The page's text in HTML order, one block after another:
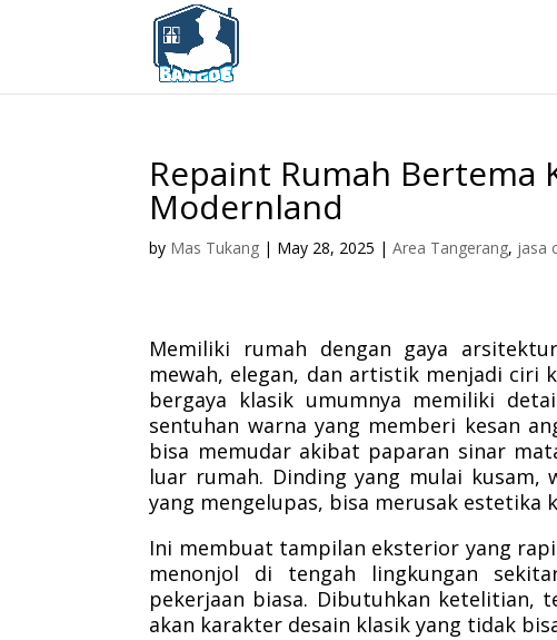
Repaint Rumah Bertema
Modernland
by Mas Tukang | May 28, 2025 |Area Tangerang, jasa
Memiliki rumah dengan gaya
mewah, elegan, dan artistik menjadi ciri
bergaya klasik umumnya memiliki
sentuhan warna yang memberi kesan
bisa memudar akibat paparan sinar
luar rumah. Dinding yang mulai kusam,
yang mengelupas, bisa merusak estetika
Ini membuat tampilan eksterior yang
menonjol di tengah lingkungan
pekerjaan biasa. Dibutuhkan ketelitian,
akan karakter desain klasik yang tidak